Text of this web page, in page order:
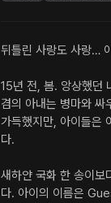
뒤틀린 사랑도 사랑…
15년 전, 봄. 앙상했던
겸의 아내는 병마와 싸
가득했지만, 아이들은
다.
새하얀 국화 한 송이보
다. 아이의 이름은